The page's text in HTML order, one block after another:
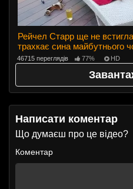
Рейчел Старр ще не
трахкає сина майбутнього
46715 переглядів 77% HD
Написати коментар
Що думаєш про це відео?
Коментар